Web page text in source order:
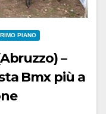
PIANO
–
Bmx più a